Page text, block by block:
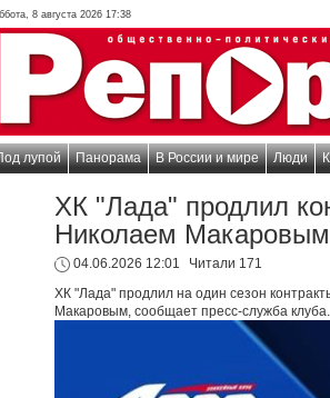
8 августа 2026 17:38
лупой Панорама В России и мире Люди
ХК "Лада" продлил
Николаем Макаровым
04.06.2026 12:01
Читали 171
ХК "Лада" продлил на один сезон
Макаровым, сообщает пресс-служба клуба.